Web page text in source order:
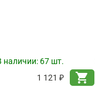
наличии: 67 шт.
1 121 ₽
shopping_cart